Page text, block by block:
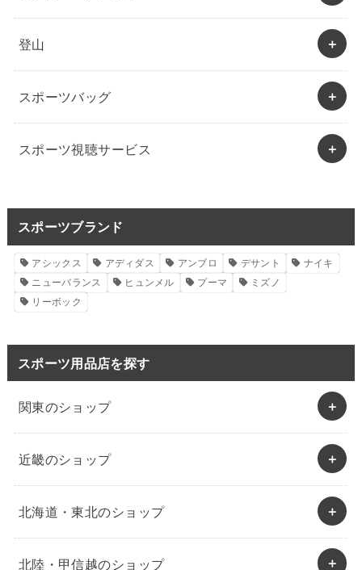
登山
スポーツバッグ
スポーツ視聴サービス
スポーツブランド
アシックス アディダス アンブロ デサント
ナイキ
ニューバランス
ヒュンメル プーマ
ミズノ
リーボック
スポーツ用品店を探す
関東のショップ
近畿のショップ
北海道・東北のショップ
北陸・甲信越のショップ